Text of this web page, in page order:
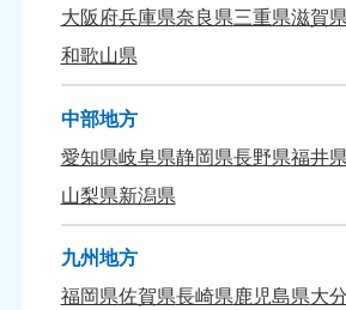
長崎県
050-1880-9891
9:00〜19:00 年中無休
大分県
050-1880-9893
9:00〜19:00 年中無休
050-
9:00〜
熊本県
050-1880-9892
大阪府兵庫県奈良県三重県滋賀
和歌山県
中部地方
愛知県岐阜県静岡県長野県福井県
山梨県新潟県
九州地方
福岡県佐賀県長崎県鹿児島県大